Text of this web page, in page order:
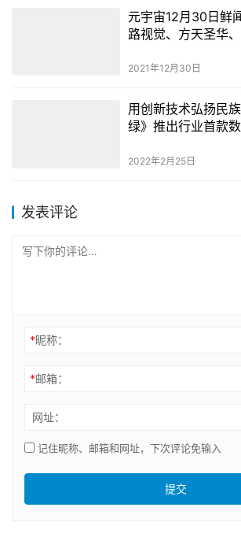
元宇宙12月30日鲜
路视觉、方天圣华
2021年12月30日
用创新技术弘扬民
绿》推出行业首款
2022年2月25日
发表评论
*昵称：
*邮箱：
网址：
记住昵称、邮箱和网址，下次评论免输入
提交